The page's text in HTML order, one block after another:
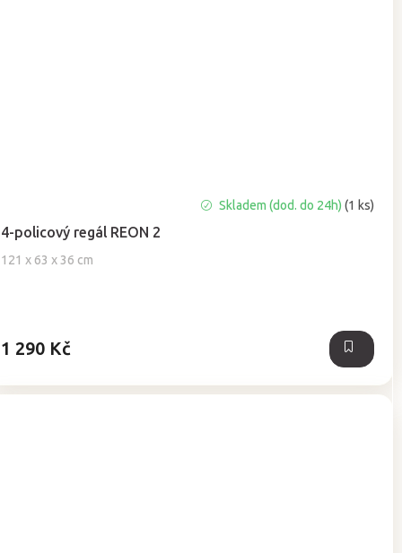
4-policový regál REON 2
121 x 63 x 36 cm
Skladem (dod. do 24h) (1 ks)
1 290 Kč